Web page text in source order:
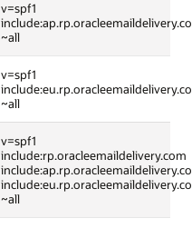
v=spf1
~all
v=spf1
~all
v=spf1
include:rp.oracleemaildelivery.com
~all